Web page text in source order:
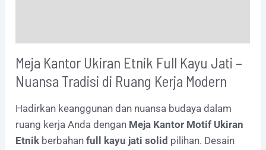
Meja Kantor Ukiran Etnik Full Kayu Jati –
Nuansa Tradisi di Ruang Kerja Modern
Hadirkan keanggunan dan nuansa budaya dalam
ruang kerja Anda dengan Meja Kantor Motif Ukiran
Etnik berbahanfull kayu jati solid pilihan. Desain